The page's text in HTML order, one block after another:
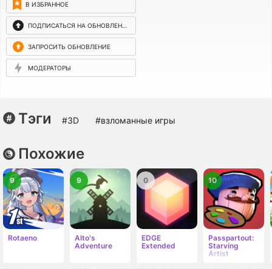
В ИЗБРАННОЕ
ПОДПИСАТЬСЯ НА ОБНОВЛЕНИЯ
ЗАПРОСИТЬ ОБНОВЛЕНИЕ
МОДЕРАТОРЫ
Тэги #3D #взломанные игры
Похожие
Rotaeno
9
Alto's
Adventure
9
EDGE
Extended
0
Passpartout:
Starving
Artist
10